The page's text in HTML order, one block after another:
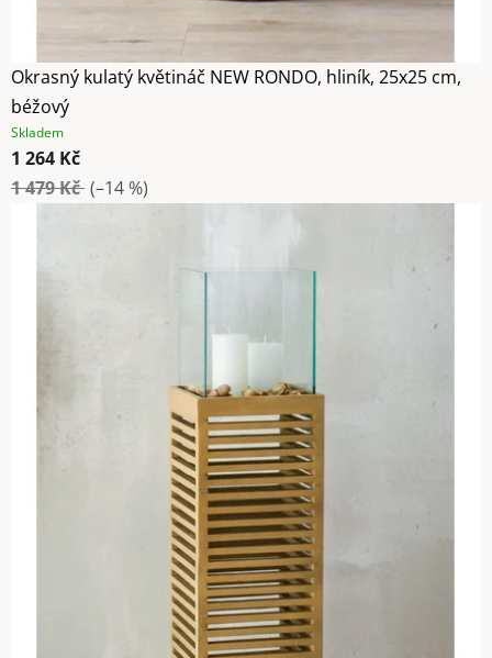
Okrasný kulatý květináč NEW RONDO, hliník, 25x25 cm,
béžový
Skladem
1 264 Kč
1 479 Kč (–14 %)